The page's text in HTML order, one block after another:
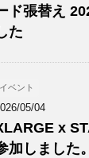
ド張替え
た
イベント
05/04
x
加しました。